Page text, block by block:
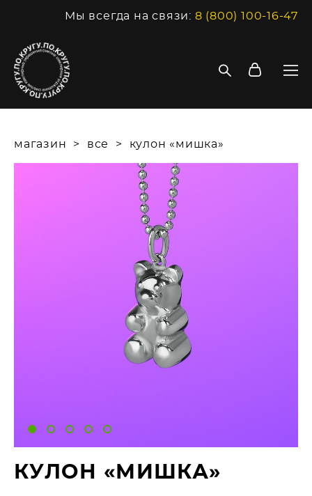
Мы всегда на связи: 8 (800) 100-16-47
магазин > все > кулон «мишка»
КУЛОН «МИШКА»